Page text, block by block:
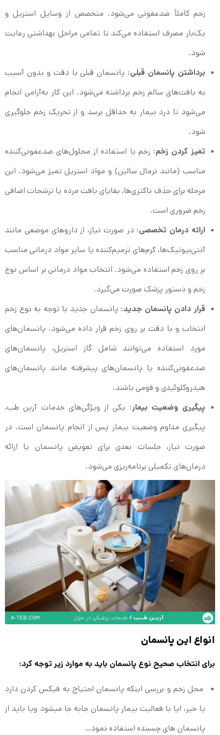
زخم کاملاً ضدعفونی می‌شود. متخصص از وسایل استریل و
یک‌بار مصرف استفاده می‌کند تا تمامی مراحل بهداشتی رعایت
شود.
برداشتن پانسمان قبلی: پانسمان قبلی با دقت و بدون آسیب
به بافت‌های سالم زخم برداشته می‌شود. این کار به‌آرامی انجام
می‌شود تا درد بیمار به حداقل برسد و از تحریک زخم جلوگیری
شود.
تمیز کردن زخم: زخم با استفاده از محلول‌های ضدعفونی‌کننده
مناسب (مانند نرمال سالین) و مواد استریل تمیز می‌شود. این
مرحله برای حذف باکتری‌ها، بقایای بافت مرده یا ترشحات اضافی
زخم ضروری است.
ارائه درمان تخصصی: در صورت نیاز، از داروهای موضعی مانند
آنتی‌بیوتیک‌ها، کرم‌های ترمیم‌کننده یا سایر مواد درمانی مناسب
بر روی زخم استفاده می‌شود. انتخاب مواد درمانی بر اساس نوع
زخم و دستور پزشک صورت می‌گیرد.
قرار دادن پانسمان جدید: پانسمان جدید با توجه به نوع زخم
انتخاب و با دقت بر روی زخم قرار داده می‌شود. پانسمان‌های
مورد استفاده می‌توانند شامل گاز استریل، پانسمان‌های
ضدعفونی‌کننده یا پانسمان‌های پیشرفته مانند پانسمان‌های
هیدروکلوئیدی و فومی باشند.
پیگیری وضعیت بیمار: یکی از ویژگی‌های خدمات آرین طب،
پیگیری مداوم وضعیت بیمار پس از انجام پانسمان است. در
صورت نیاز، جلسات بعدی برای تعویض پانسمان یا ارائه
درمان‌های تکمیلی برنامه‌ریزی می‌شود.
انواع این پانسمان
برای انتخاب صحیح نوع پانسمان باید به موارد زیر توجه کرد:
محل زخم و بررسی اینکه پانسمان احتیاج به فیکس کردن دارد
یا خیر، ایا با فعالیت بیمار پانسمان جابه جا میشود ویا باید از
پانسمان های چسبنده استفاده نمود…